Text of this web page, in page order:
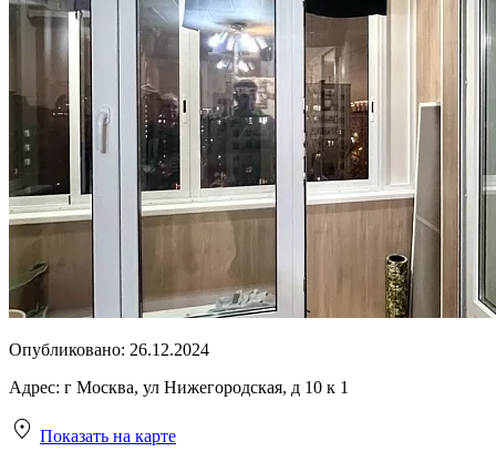
Опубликовано: 26.12.2024
Адрес: г Москва, ул Нижегородская, д 10 к 1
Показать на карте